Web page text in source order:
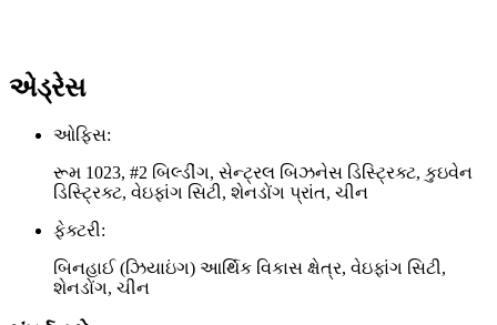
એડ્રેસ
ઓફિસ:
રૂમ 1023, #2 બિલ્ડીંગ, સેન્ટ્રલ બિઝનેસ ડિસ્ટ્રિક્ટ, કુઇવેન
ડિસ્ટ્રિક્ટ, વેઇફાંગ સિટી, શેનડોંગ પ્રાંત, ચીન
ફેક્ટરી:
બિનહાઈ (ઝિયાઇંગ) આર્થિક વિકાસ ક્ષેત્ર, વેઇફાંગ સિટી,
શેનડોંગ, ચીન